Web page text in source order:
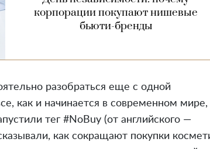
декоративных функций. Это сложный
легкомысленностью, и ее участники